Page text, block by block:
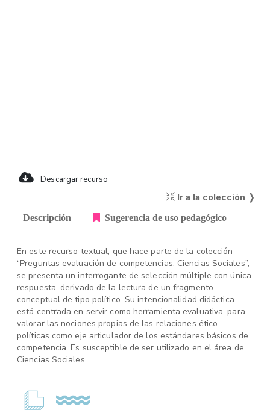
Descargar recurso
Ir a la colección ❭
Descripción Sugerencia de uso pedagógico
En este recurso textual, que hace parte de la colección
“Preguntas evaluación de competencias: Ciencias Sociales”,
se presenta un interrogante de selección múltiple con única
respuesta, derivado de la lectura de un fragmento
conceptual de tipo político. Su intencionalidad didáctica
está centrada en servir como herramienta evaluativa, para
valorar las nociones propias de las relaciones ético-
políticas como eje articulador de los estándares básicos de
competencia. Es susceptible de ser utilizado en el área de
Ciencias Sociales.